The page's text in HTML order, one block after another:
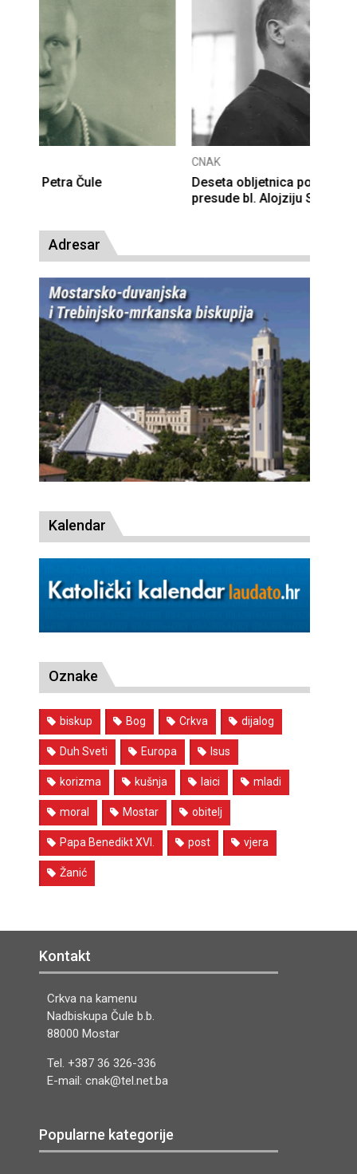
Deseta obljetnica poništenja komunističke
presude bl. Alojziju Stepincu
Adresar
Kalendar
Oznake
biskup Bog Crkva dijalog
Duh Sveti Europa Isus
korizma kušnja laici mladi
moral Mostar obitelj
Papa Benedikt XVI. post vjera
Žanić
Kontakt
Crkva na kamenu
Nadbiskupa Čule b.b.
88000 Mostar
Tel. +387 36 326-336
E-mail: cnak@tel.net.ba
Popularne kategorije